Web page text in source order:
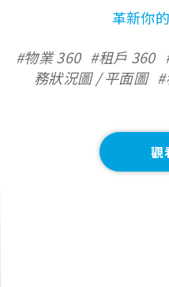
革新你的
#物業 360 #租戶 360
務狀況圖 / 平面圖
觀